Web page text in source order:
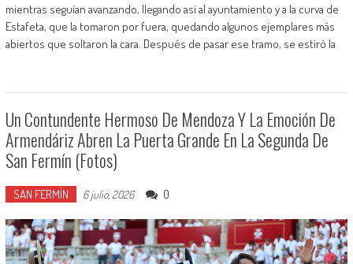
mientras seguían avanzando, llegando así al ayuntamiento y a la curva de
Estafeta, que la tomaron por fuera, quedando algunos ejemplares más
abiertos que soltaron la cara. Después de pasar ese tramo, se estiró la
Un Contundente Hermoso De Mendoza Y La Emoción De
Armendáriz Abren La Puerta Grande En La Segunda De
San Fermín (Fotos)
SAN FERMÍN 6 julio, 2026 0